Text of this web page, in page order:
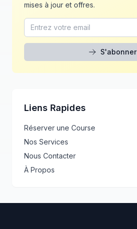
mises à jour et offres.
S'abonner
Liens Rapides
Réserver une Course
Nos Services
Nous Contacter
À Propos